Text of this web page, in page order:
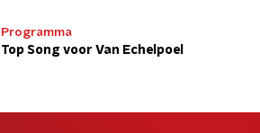
Programma
Top Song voor Van Echelpoel